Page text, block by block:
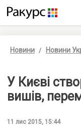
Новини Новини
У Києві
вишів,
11 лис 2015, 15:44